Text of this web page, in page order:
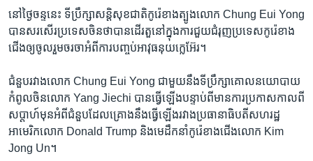
ស្វែង​នៅ​ថ្ងៃ​ចន្ទ​នេះ ទីប្រឹក្សា​សន្តិសុខ​ជាតិ​កូរ៉េ​ខាង​ត្បូង​លោក Chung Eui Yong
បាន​សរសើរ​ប្រទេស​ចិន​ថា​បាន​ដើរ​តួ​នៅ​ក្នុង​ការ​ជួយ​ជំរុញ​ប្រទេស​កូរ៉េ​ខាង​
ជើង​ឲ្យ​ចូលរួម​ចរចា​អំពី​ការ​បញ្ចប់​អាវុធ​នុយក្លេអ៊ែរ។
ជំនួប​រវាង​លោក Chung Eui Yong ជាមួយ​នឹង​ទីប្រឹក្សា​គោល​នយោបាយ​
កំពូល​ចិន​លោក Yang Jiechi បាន​ធ្វើ​ឡើង​បន្ទាប់ពី​មាន​ការ​ប្រកាស​កាល​ពី​
សប្ដាហ៍​មុន​អំពី​ជំនួប​ដែល​គ្រោង​នឹង​ធ្វើ​ឡើង​រវាង​ប្រធានាធិបតី​សហរដ្ឋ​
អាមេរិក​លោក Donald Trump និង​មេដឹកនាំ​កូរ៉េ​ខាង​ជើង​លោក Kim
Jong Un។